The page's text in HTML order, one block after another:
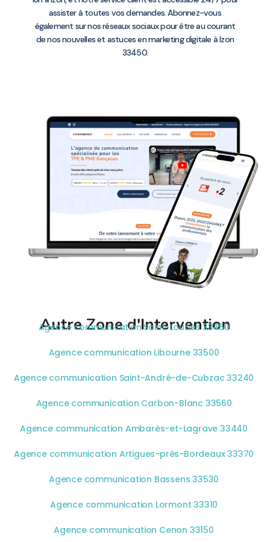
assister à toutes vos demandes. Abonnez-vous
également sur nos réseaux sociaux pour être au courant
de nos nouvelles et astuces en marketing digitale à Izon
33450.
Autre Zone d'Intervention
Agence communication Saint-Loubès 33450
Agence communication Libourne 33500
Agence communication Saint-André-de-Cubzac 33240
Agence communication Carbon-Blanc 33560
Agence communication Ambarès-et-Lagrave 33440
Agence communication Artigues-près-Bordeaux 33370
Agence communication Bassens 33530
Agence communication Lormont 33310
Agence communication Cenon 33150